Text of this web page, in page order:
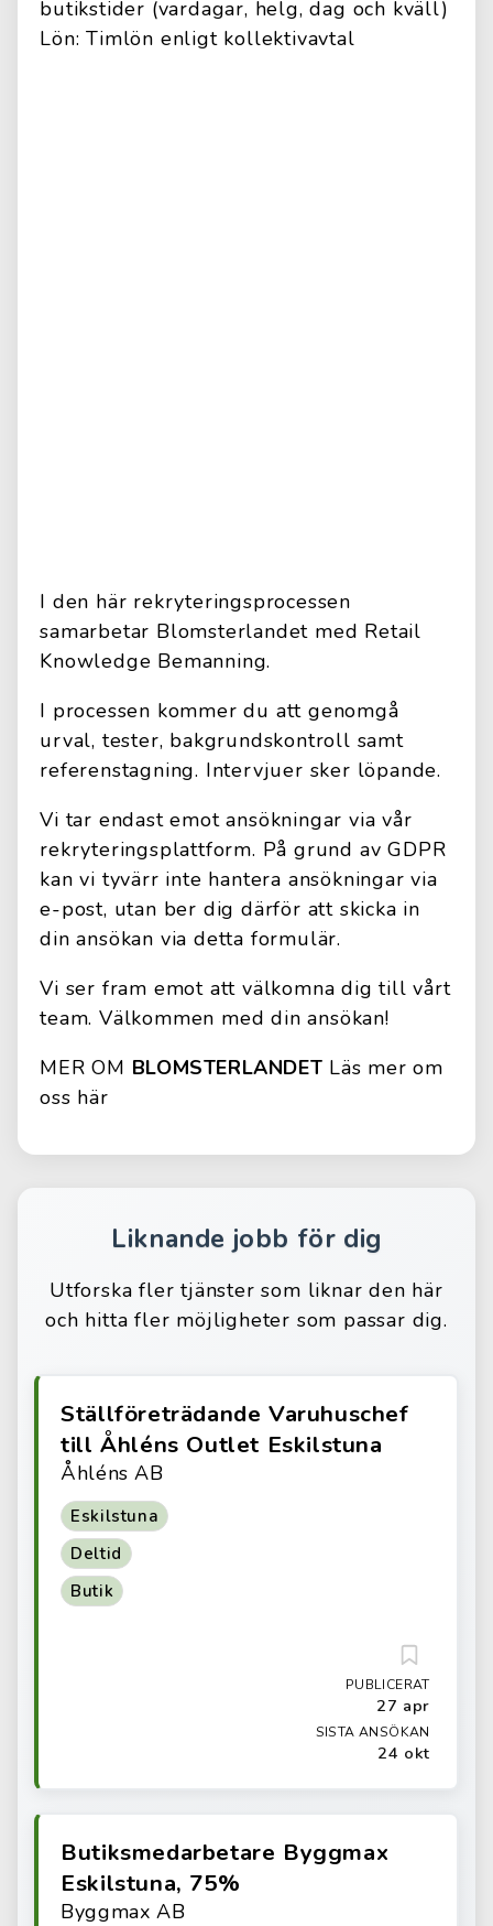
butikstider (vardagar, helg, dag och kväll)
Lön: Timlön enligt kollektivavtal
I den här rekryteringsprocessen
samarbetar Blomsterlandet med Retail
Knowledge Bemanning.
I processen kommer du att genomgå
urval, tester, bakgrundskontroll samt
referenstagning. Intervjuer sker löpande.
Vi tar endast emot ansökningar via vår
rekryteringsplattform. På grund av GDPR
kan vi tyvärr inte hantera ansökningar via
e-post, utan ber dig därför att skicka in
din ansökan via detta formulär.
Vi ser fram emot att välkomna dig till vårt
team. Välkommen med din ansökan!
MER OM BLOMSTERLANDET Läs mer om
oss här
Liknande jobb för dig
Utforska fler tjänster som liknar den här
och hitta fler möjligheter som passar dig.
Ställföreträdande Varuhuschef
till Åhléns Outlet Eskilstuna
Åhléns AB
Eskilstuna
Deltid
Butik
PUBLICERAT
27 apr
SISTA ANSÖKAN
24 okt
Butiksmedarbetare Byggmax
Eskilstuna, 75%
Byggmax AB